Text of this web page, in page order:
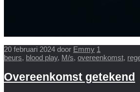
20 februari 2024 door Emmy 1
beurs, blood play, M/s, overeenkomst,
Overeenkomst getekend